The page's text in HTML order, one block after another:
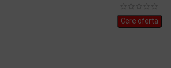
Cere oferta